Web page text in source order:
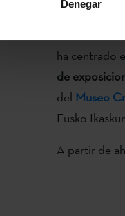
Denegar
ha centrado
de
del Museo
Eusko
A partir de